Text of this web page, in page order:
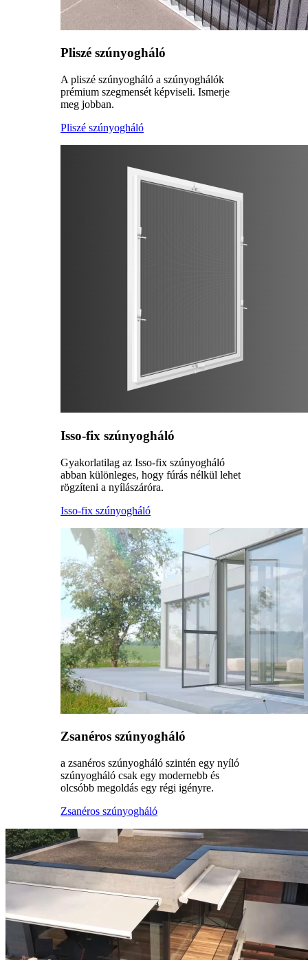
Pliszé szúnyogháló
A pliszé szúnyogháló a szúnyoghálók
prémium szegmensét képviseli. Ismerje
meg jobban.
Pliszé szúnyogháló
Isso-fix szúnyogháló
Gyakorlatilag az Isso-fix szúnyogháló
abban különleges, hogy fúrás nélkül lehet
rögzíteni a nyílászáróra.
Isso-fix szúnyogháló
Zsanéros szúnyogháló
a zsanéros szúnyogháló szintén egy nyíló
szúnyogháló csak egy modernebb és
olcsóbb megoldás egy régi igényre.
Zsanéros szúnyogháló